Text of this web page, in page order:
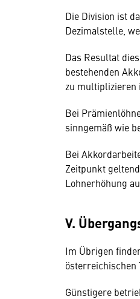
Die Division ist
Dezimalstelle,
Das Resultat
bestehenden
zu multiplizieren
Bei
sinngemäß wie
Bei
Zeitpunkt
Lohnerhöhung
V.
Im Übrigen
österreichischen
Günstigere